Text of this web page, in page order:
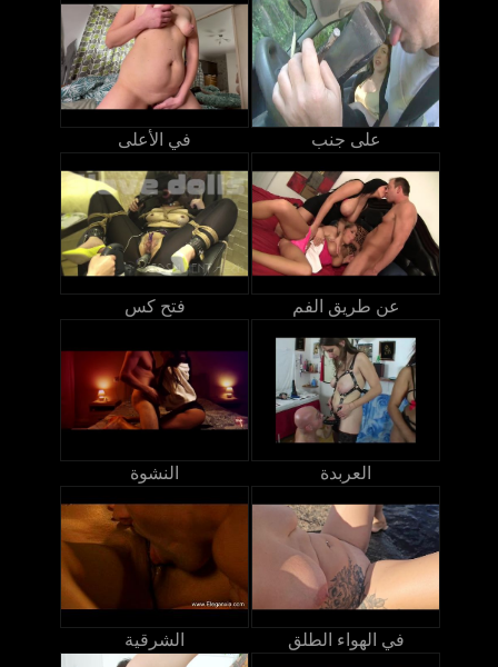
في الأعلى على جنب
فتح كس عن طريق الفم
النشوة العربدة
الشرقية في الهواء الطلق